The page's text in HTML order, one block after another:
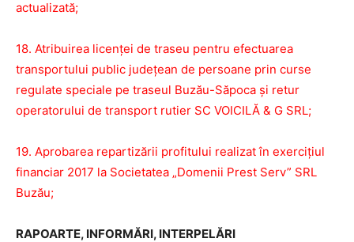
actualizată;
18. Atribuirea licenței de traseu pentru efectuarea
transportului public județean de persoane prin curse
regulate speciale pe traseul Buzău-Săpoca și retur
operatorului de transport rutier SC VOICILĂ & G SRL;
19. Aprobarea repartizării profitului realizat în exercițiul
financiar 2017 la Societatea „Domenii Prest Serv” SRL
Buzău;
RAPOARTE, INFORMĂRI, INTERPELĂRI